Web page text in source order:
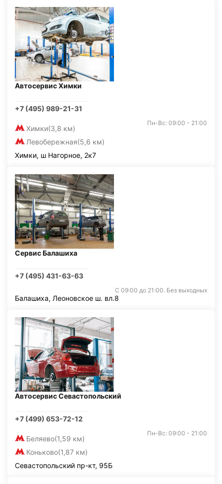
Автосервис Химки
+7 (495) 989-21-31
Химки(3,8 км)
Левобережная(5,6 км)
Пн-Вс: 09:00 - 21:00
Химки, ш Нагорное, 2к7
Сервис Балашиха
+7 (495) 431-63-63
С 09:00 до 21:00. Без выходных
Балашиха, Леоновское ш. вл.8
Автосервис Севастопольский
+7 (499) 653-72-12
Беляево(1,59 км)
Коньково(1,87 км)
Пн-Вс: 09:00 - 21:00
Севастопольский пр-кт, 95Б